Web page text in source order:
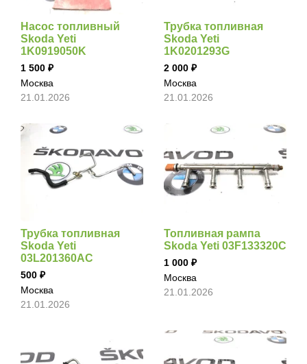
Насос топливный
Skoda Yeti
1K0919050K
1 500
Москва
21.01.2026
Трубка топливная
Skoda Yeti
1K0201293G
2 000
Москва
21.01.2026
Трубка топливная
Skoda Yeti
03L201360AC
500
Москва
21.01.2026
Топливная рампа
Skoda Yeti 03F133320C
1 000
Москва
21.01.2026